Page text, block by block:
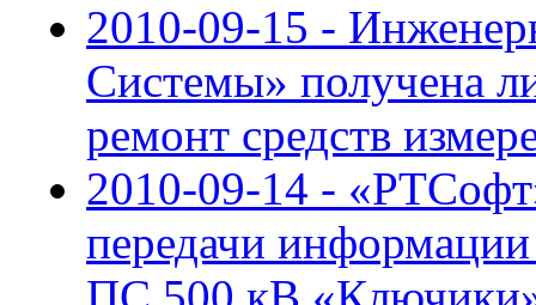
2010-09-15 -
Системы» получена
ремонт средств
2010-09-14 -
передачи